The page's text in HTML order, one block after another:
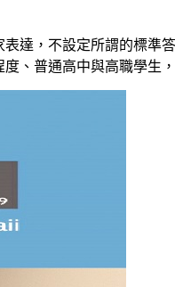
達，不設定所謂的標準
、普通高中與高職學生